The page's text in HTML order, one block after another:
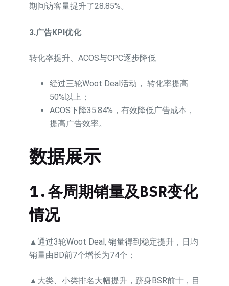
期间访客量提升了28.85%。
3.广告KPI优化
转化率提升、ACOS与CPC逐步降低
经过三轮Woot Deal活动， 转化率提高
50%以上；
ACOS下降35.84%，有效降低广告成本，
提高广告效率。
数据展示
1.各周期销量及BSR变化
情况
▲通过3轮Woot Deal, 销量得到稳定提升，日均
销量由BD前7个增长为74个；
▲大类、小类排名大幅提升，跻身BSR前十，目